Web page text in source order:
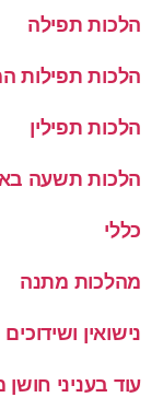
הלכות תפילה
הלכות תפילות
הלכות תפילין
הלכות תשעה
כללי
מהלכות מתנה
נישואין ושידוכים
עוד בעניני